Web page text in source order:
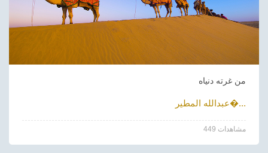
من غرته دنياه
عبدالله المطير�...
449 مشاهدات